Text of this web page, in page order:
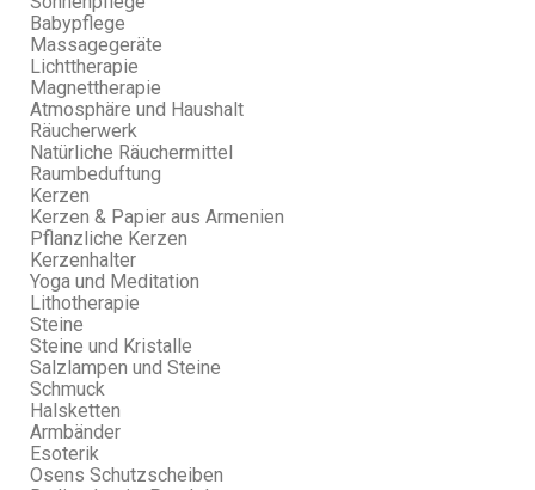
Babypflege
Massagegeräte
Lichttherapie
Magnettherapie
Atmosphäre und Haushalt
Räucherwerk
Natürliche Räuchermittel
Raumbeduftung
Kerzen
Kerzen & Papier aus Armenien
Pflanzliche Kerzen
Kerzenhalter
Yoga und Meditation
Lithotherapie
Steine
Steine und Kristalle
Salzlampen und Steine
Schmuck
Halsketten
Armbänder
Esoterik
Osens Schutzscheiben